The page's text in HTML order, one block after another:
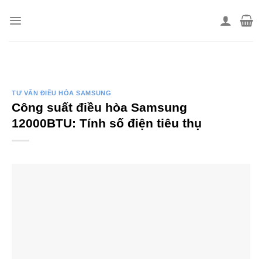
TƯ VẤN ĐIỀU HÒA SAMSUNG
Công suất điều hòa Samsung
12000BTU: Tính số điện tiêu thụ